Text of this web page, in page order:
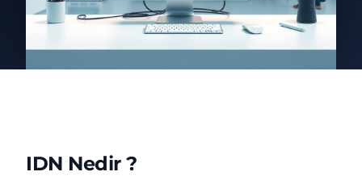
IDN Nedir ?